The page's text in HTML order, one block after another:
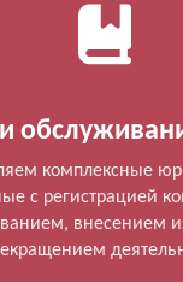
комплексные
с регистрацией
внесением